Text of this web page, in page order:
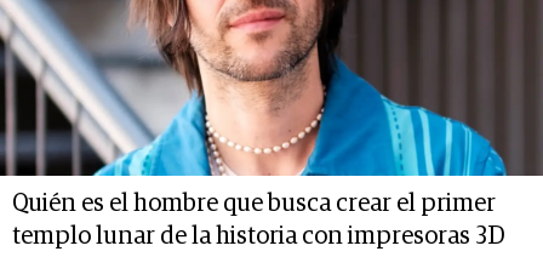
Quién es el hombre que busca crear el primer
templo lunar de la historia con impresoras 3D